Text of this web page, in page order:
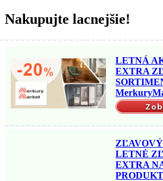
Nakupujte lacnejšie!
LETNÁ
EXTRA
LETNÉ
EXTRA